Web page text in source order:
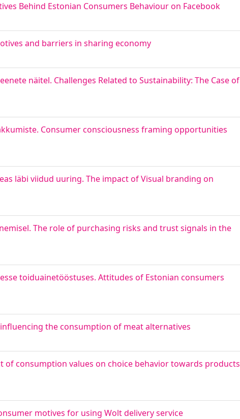
Behind Estonian Consumers Behaviour on Facebook
and barriers in sharing economy
näitel. Challenges Related to Sustainability: The Case of
Consumer consciousness framing opportunities
läbi viidud uuring. The impact of Visual branding on
The role of purchasing risks and trust signals in the
toiduainetööstuses. Attitudes of Estonian consumers
the consumption of meat alternatives
consumption values on choice behavior towards products
motives for using Wolt delivery service